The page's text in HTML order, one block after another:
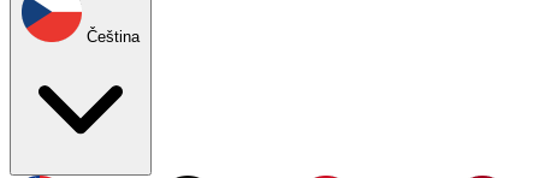
Čeština